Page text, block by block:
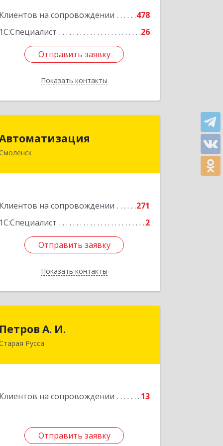
Клиентов на сопровождении
478
1С:Специалист
26
Отправить заявку
Показать контакты
Отправить заявку
Назад
Клиентов на сопровождении
271
1С:Специалист
2
Отправить заявку
Показать контакты
214019, Смоленская обл, Смоленск г,
Подробнее
Отправить заявку
Назад
Петров А. И.
Русса
Клиентов на сопровождении 13
Отправить заявку
Старая Русса, пер.Волотовский, д.23
Отправить заявку